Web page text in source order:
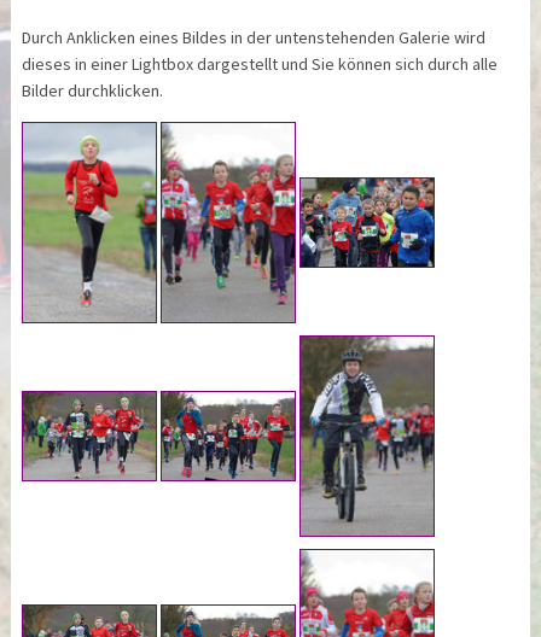
Durch Anklicken eines Bildes in der untenstehenden Galerie wird
dieses in einer Lightbox dargestellt und Sie können sich durch alle
Bilder durchklicken.